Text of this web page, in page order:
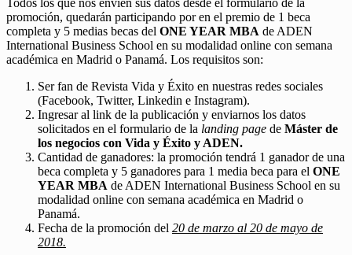
promoción, quedarán participando por en el premio de 1 beca
completa y 5 medias becas del ONE YEAR MBA de ADEN
International Business School en su modalidad online con semana
académica en Madrid o Panamá. Los requisitos son:
Ser fan de Revista Vida y Éxito en nuestras redes sociales
(Facebook, Twitter, Linkedin e Instagram).
Ingresar al link de la publicación y enviarnos los datos
solicitados en el formulario de la landing page de Máster de
los negocios con Vida y Éxito y ADEN.
Cantidad de ganadores: la promoción tendrá 1 ganador de una
beca completa y 5 ganadores para 1 media beca para el ONE
YEAR MBA de ADEN International Business School en su
modalidad online con semana académica en Madrid o
Panamá.
Fecha de la promoción del 20 de marzo al 20 de mayo de
2018.